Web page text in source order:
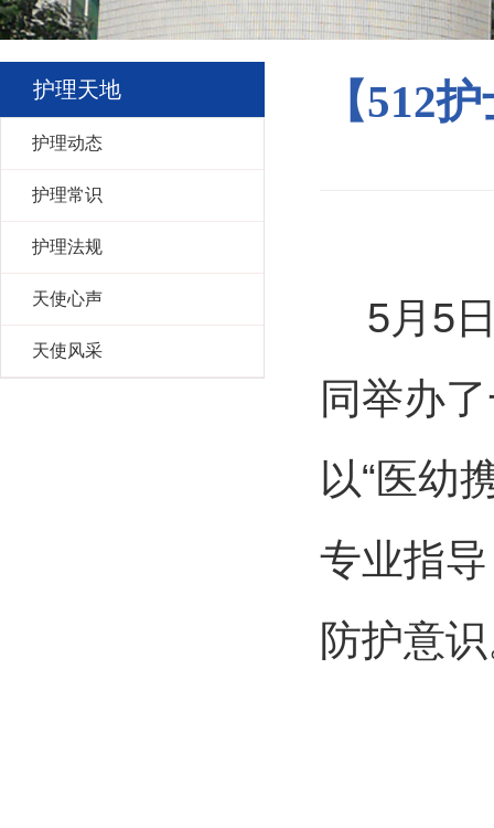
护理天地
护理动态
护理常识
护理法规
天使心声
天使风采
【512
5月5
同举办
以“医幼
专业指
防护意